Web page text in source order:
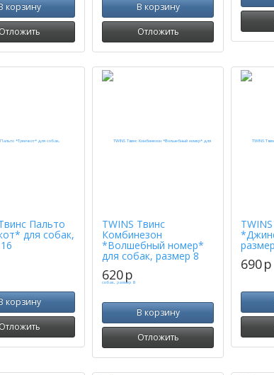
корзину
Отложить
В корзину
Отложить
Пальто
для собак,
корзину
Отложить
TWINS Твинс
Комбинезон
*Волшебный номер*
для собак, размер 8
620p
В корзину
Отложить
690p